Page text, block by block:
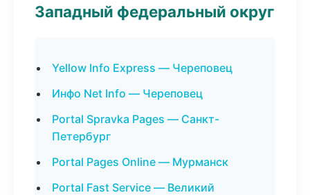
Западный федеральный округ
Yellow Info Express — Череповец
Инфо Net Info — Череповец
Portal Spravka Pages — Санкт-
Петербург
Portal Pages Online — Мурманск
Portal Fast Service — Великий